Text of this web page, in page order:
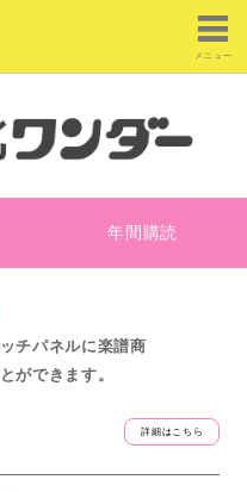
メニュー
年間購読
チパネルに楽譜商
ができます。
詳細はこちら